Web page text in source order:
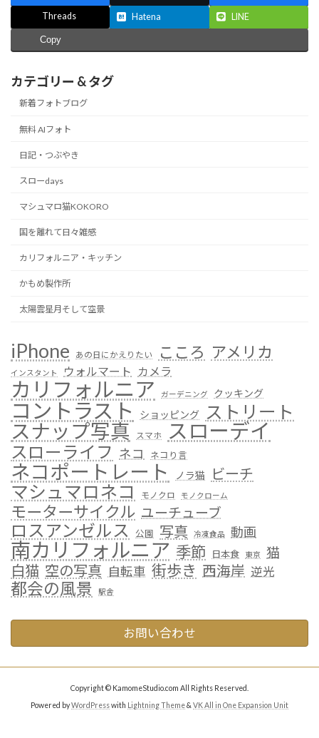
Threads Hatena LINE
Copy
カテゴリー & タグ
新着フォトブログ
無料 AIフォト
日記・つぶやき
スローdays
マシュマロ猫KOKORO
国を離れて日々雑感
カリフォルニア・キッチン
かもめ製作所
太陽雲星月そして空景
iPhone あの日にかえりたい こころ アメリカ
インスタント ウォルマート カメラ
カリフォルニア ガーデニング クッキング
コントラスト ショッピング ストリート
スナップ写真 スマホ スローデイ
スローライフ ネコ ネコり言
ネコポートレート ノラ猫 ビーチ
マシュマロネコ モノクロ モノクローム
モーターサイクル ユーチューブ
ロスアンゼルス 公園 写真 冷凍食品 動画
南カリフォルニア 季節 日本食 東京 猫
白猫 空の写真 自転車 街歩き 西海岸 逆光
都会の風景 駅舎
お問い合わせ
Copyright © KamomeStudio.com All Rights Reserved.
Powered byWordPresswith Lightning Theme&VK All in One Expansion Unit